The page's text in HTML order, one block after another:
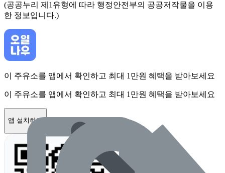
(공공누리 제1유형에 따라 행정안전부의 공공저작물을 이용
한 정보입니다.)
이 주유소를 앱에서 확인하고 최대 1만원 혜택을 받아보세요
이 주유소를 앱에서 확인하고 최대 1만원 혜택을 받아보세요
앱 설치하기